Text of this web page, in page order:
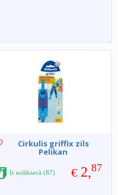
Cirkulis griffix zils
Pelikan
€ 2,87
Ir noliktavā (87)